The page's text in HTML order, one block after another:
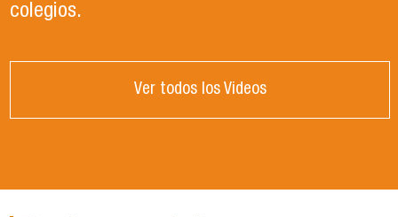
colegios.
Ver todos los Videos